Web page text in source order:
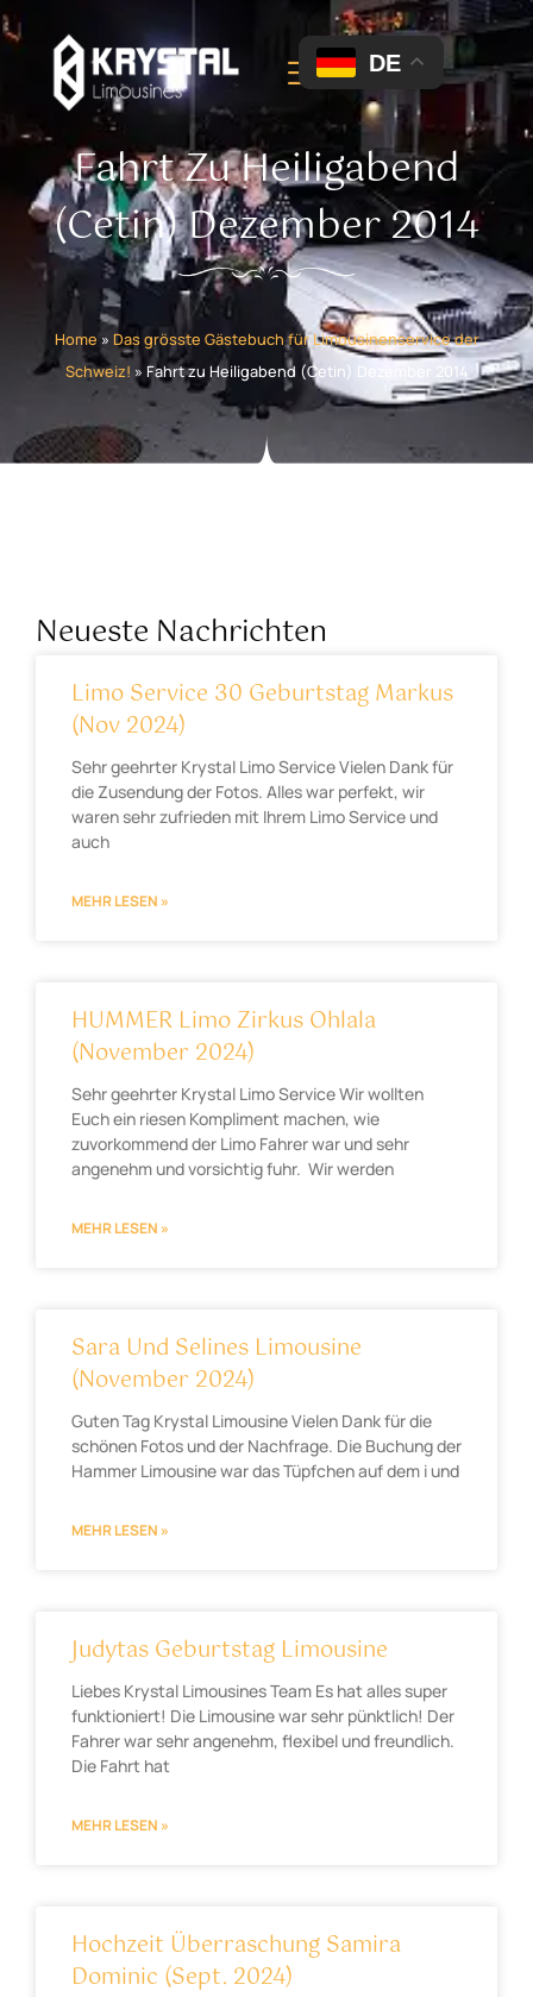
Fahrt Zu Heiligabend
(Cetin) Dezember 2014
Home » Das grösste Gästebuch für Limousinenservice der
Schweiz! » Fahrt zu Heiligabend (Cetin) Dezember 2014
Neueste Nachrichten
Limo Service 30 Geburtstag Markus
(Nov 2024)
Sehr geehrter Krystal Limo Service Vielen Dank für
die Zusendung der Fotos. Alles war perfekt, wir
waren sehr zufrieden mit Ihrem Limo Service und
auch
MEHR LESEN »
HUMMER Limo Zirkus Ohlala
(November 2024)
Sehr geehrter Krystal Limo Service Wir wollten
Euch ein riesen Kompliment machen, wie
zuvorkommend der Limo Fahrer war und sehr
angenehm und vorsichtig fuhr. Wir werden
MEHR LESEN »
Sara Und Selines Limousine
(November 2024)
Guten Tag Krystal Limousine Vielen Dank für die
schönen Fotos und der Nachfrage. Die Buchung der
Hammer Limousine war das Tüpfchen auf dem i und
MEHR LESEN »
Judytas Geburtstag Limousine
Liebes Krystal Limousines Team Es hat alles super
funktioniert! Die Limousine war sehr pünktlich! Der
Fahrer war sehr angenehm, flexibel und freundlich.
Die Fahrt hat
MEHR LESEN »
Hochzeit Überraschung Samira
Dominic (Sept. 2024)
DE